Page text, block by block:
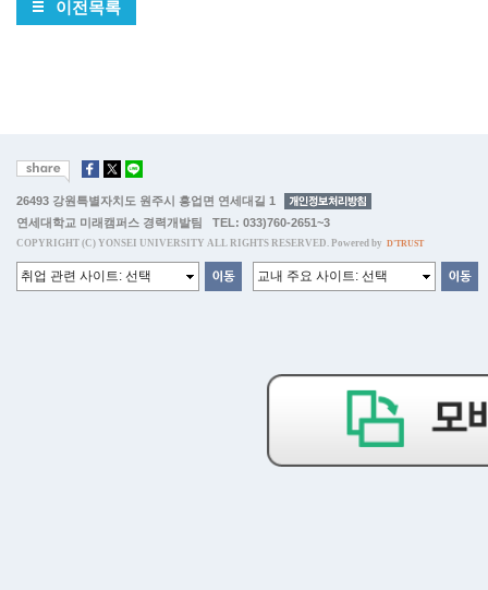
이전목록
26493 강원특별자치도 원주시 흥업면 연세대길 1
연세대학교 미래캠퍼스 경력개발팀 TEL: 033)760-2651~3
COPYRIGHT (C) YONSEI UNIVERSITY ALL RIGHTS RESERVED. Powered by D'TRUST